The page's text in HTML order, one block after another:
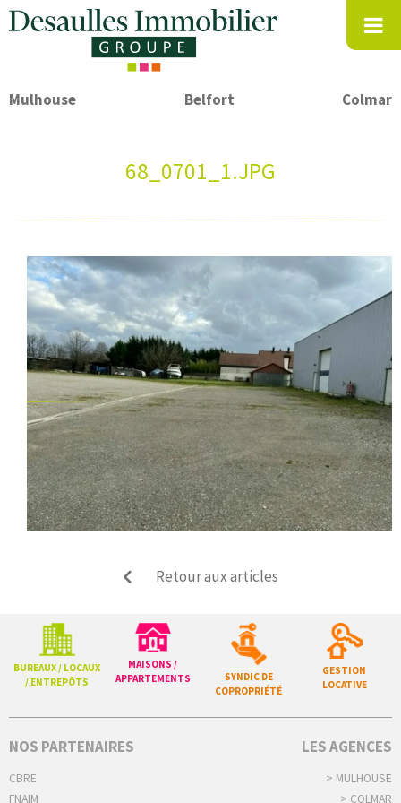
Mulhouse Belfort Colmar
68_0701_1.JPG
Retour aux articles
BUREAUX / LOCAUX
/ ENTREPÔTS
MAISONS /
APPARTEMENTS
SYNDIC DE
COPROPRIÉTÉ
GESTION
LOCATIVE
NOS PARTENAIRES
CBRE
FNAIM
LES AGENCES
> MULHOUSE
> COLMAR